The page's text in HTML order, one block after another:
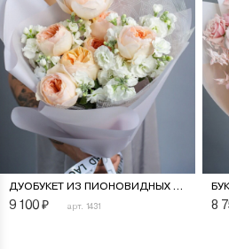
ДУОБУКЕТ ИЗ ПИОНОВИДНЫХ РОЗ «ДЖУЛЬЕТТА» И МАТТИОЛЫ
9 100₽ арт. 1431 8